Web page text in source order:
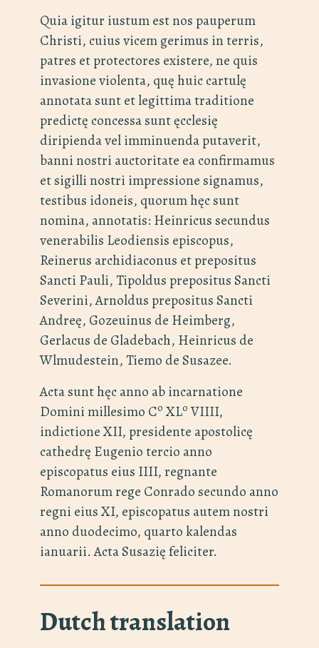
Quia igitur iustum est nos pauperum
Christi, cuius vicem gerimus in terris,
patres et protectores existere, ne quis
invasione violenta, quę huic cartulę
annotata sunt et legittima traditione
predictę concessa sunt ęcclesię
diripienda vel imminuenda putaverit,
banni nostri auctoritate ea confirmamus
et sigilli nostri impressione signamus,
testibus idoneis, quorum hęc sunt
nomina, annotatis: Heinricus secundus
venerabilis Leodiensis episcopus,
Reinerus archidiaconus et prepositus
Sancti Pauli, Tipoldus prepositus Sancti
Severini, Arnoldus prepositus Sancti
Andreę, Gozeuinus de Heimberg,
Gerlacus de Gladebach, Heinricus de
Wlmudestein, Tiemo de Susazee.
Acta sunt hęc anno ab incarnatione
Domini millesimo Co XLo VIIII,
indictione XII, presidente apostolicę
cathedrę Eugenio tercio anno
episcopatus eius IIII, regnante
Romanorum rege Conrado secundo anno
regni eius XI, episcopatus autem nostri
anno duodecimo, quarto kalendas
ianuarii. Acta Susazię feliciter.
Dutch translation